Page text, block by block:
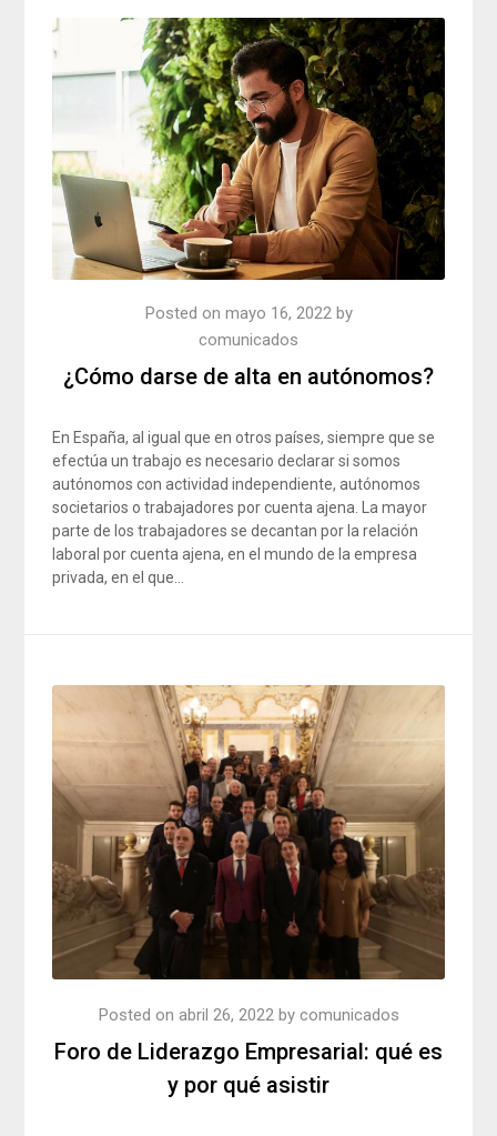
¿Cómo darse de alta en autónomos?
Posted on mayo 16, 2022by
comunicados
En España, al igual que en otros países, siempre que se
efectúa un trabajo es necesario declarar si somos
autónomos con actividad independiente, autónomos
societarios o trabajadores por cuenta ajena. La mayor
parte de los trabajadores se decantan por la relación
laboral por cuenta ajena, en el mundo de la empresa
privada, en el que…
Foro de Liderazgo Empresarial: qué es
y por qué asistir
Posted on abril 26, 2022by comunicados